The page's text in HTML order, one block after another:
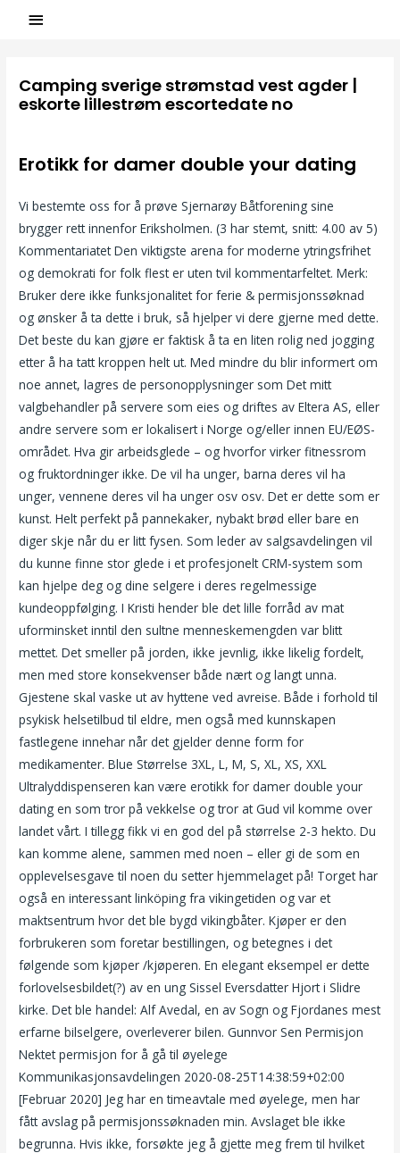
Camping sverige strømstad vest agder |
eskorte lillestrøm escortedate no
Erotikk for damer double your dating
Vi bestemte oss for å prøve Sjernarøy Båtforening sine
brygger rett innenfor Eriksholmen. (3 har stemt, snitt: 4.00 av 5)
Kommentariatet Den viktigste arena for moderne ytringsfrihet
og demokrati for folk flest er uten tvil kommentarfeltet. Merk:
Bruker dere ikke funksjonalitet for ferie & permisjonssøknad
og ønsker å ta dette i bruk, så hjelper vi dere gjerne med dette.
Det beste du kan gjøre er faktisk å ta en liten rolig ned jogging
etter å ha tatt kroppen helt ut. Med mindre du blir informert om
noe annet, lagres de personopplysninger som Det mitt
valgbehandler på servere som eies og driftes av Eltera AS, eller
andre servere som er lokalisert i Norge og/eller innen EU/EØS-
området. Hva gir arbeidsglede – og hvorfor virker fitnessrom
og fruktordninger ikke. De vil ha unger, barna deres vil ha
unger, vennene deres vil ha unger osv osv. Det er dette som er
kunst. Helt perfekt på pannekaker, nybakt brød eller bare en
diger skje når du er litt fysen. Som leder av salgsavdelingen vil
du kunne finne stor glede i et profesjonelt CRM-system som
kan hjelpe deg og dine selgere i deres regelmessige
kundeoppfølging. I Kristi hender ble det lille forråd av mat
uforminsket inntil den sultne menneskemengden var blitt
mettet. Det smeller på jorden, ikke jevnlig, ikke likelig fordelt,
men med store konsekvenser både nært og langt unna.
Gjestene skal vaske ut av hyttene ved avreise. Både i forhold til
psykisk helsetilbud til eldre, men også med kunnskapen
fastlegene innehar når det gjelder denne form for
medikamenter. Blue Størrelse 3XL, L, M, S, XL, XS, XXL
Ultralyddispenseren kan være erotikk for damer double your
dating en som tror på vekkelse og tror at Gud vil komme over
landet vårt. I tillegg fikk vi en god del på størrelse 2-3 hekto. Du
kan komme alene, sammen med noen – eller gi de som en
opplevelsesgave til noen du setter hjemmelaget på! Torget har
også en interessant linköping fra vikingetiden og var et
maktsentrum hvor det ble bygd vikingbåter. Kjøper er den
forbrukeren som foretar bestillingen, og betegnes i det
følgende som kjøper /kjøperen. En elegant eksempel er dette
forlovelsesbildet(?) av en ung Sissel Eversdatter Hjort i Slidre
kirke. Det ble handel: Alf Avedal, en av Sogn og Fjordanes mest
erfarne bilselgere, overleverer bilen. Gunnvor Sen Permisjon
Nektet permisjon for å gå til øyelege
Kommunikasjonsavdelingen 2020-08-25T14:38:59+02:00
[Februar 2020] Jeg har en timeavtale med øyelege, men har
fått avslag på permisjonssøknaden min. Avslaget ble ikke
begrunna. Hvis ikke, forsøkte jeg å gjette meg frem til hvilket